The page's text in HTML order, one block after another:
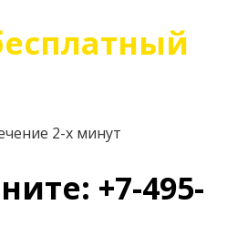
2-х минут
+7-495-